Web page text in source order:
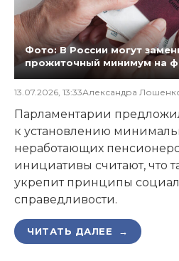
Фото: В России могут
прожиточный минимум на
13.07.2026, 13:33Александра
Парламентарии
к установлению
неработающих
инициативы считают, что
укрепит принципы
справедливости.
ЧИТАТЬ ДАЛЕЕ →